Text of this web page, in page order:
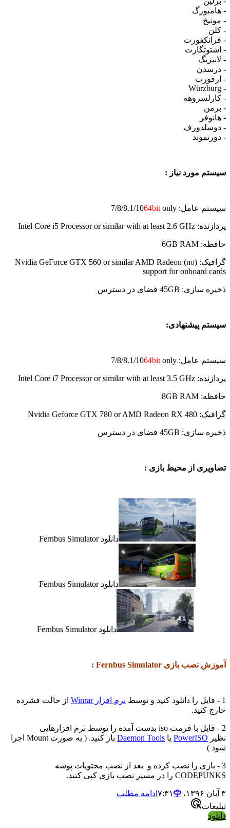
- هامبورگ
- مونیخ
- کلن
- فرانکفورت
- اشتوتگارت
- لایپزیگ
- درسدن
- ارفورت
- Würzburg
- کارلسروهه
- برمن
- هانوفر
- دوسلدورف
- دورتموند
سیستم مورد نیاز :
سیستم عامل: 7/8/8.1/10 64bit only
پردازنده: Intel Core i5 Processor or similar with at least 2.6 GHz
حافظه: 6GB RAM
گرافیک: (Nvidia GeForce GTX 560 or similar AMD Radeon (no
support for onboard cards
ذخیره سازی: 45GB فضای در دسترس
سیستم پیشنهادی:
سیستم عامل: 7/8/8.1/10 64bit only
پردازنده: Intel Core i7 Processor or similar with at least 3.5 GHz
حافظه: 8GB RAM
گرافیک: Nvidia Geforce GTX 780 or AMD Radeon RX 480
ذخیره سازی: 45GB فضای در دسترس
تصاویری از محیط بازی :
دانلود Fernbus Simulator
دانلود Fernbus Simulator
دانلود Fernbus Simulator
آموزش نصب بازی Fernbus Simulator :
1 - فایل را دانلود کنید و توسط نرم افزار Winrar
از حالت فشرده
خارج کنید.
2 - فایل با فرمت iso بدست آمده را توسط نرم افزارهایی
نظیر PowerISO یا Daemon Tools
باز کنید. ( به صورت Mount اجرا
شود )
3 - بازی را نصب کرده و بعد از نصب محتویات پوشه
CODEPUNKS را در مسیر نصب بازی کپی کنید.
۳ آبان ۱۳۹۶،‏ ۷:۳۱
ادامه مطلب
تبلیغات
دانلود